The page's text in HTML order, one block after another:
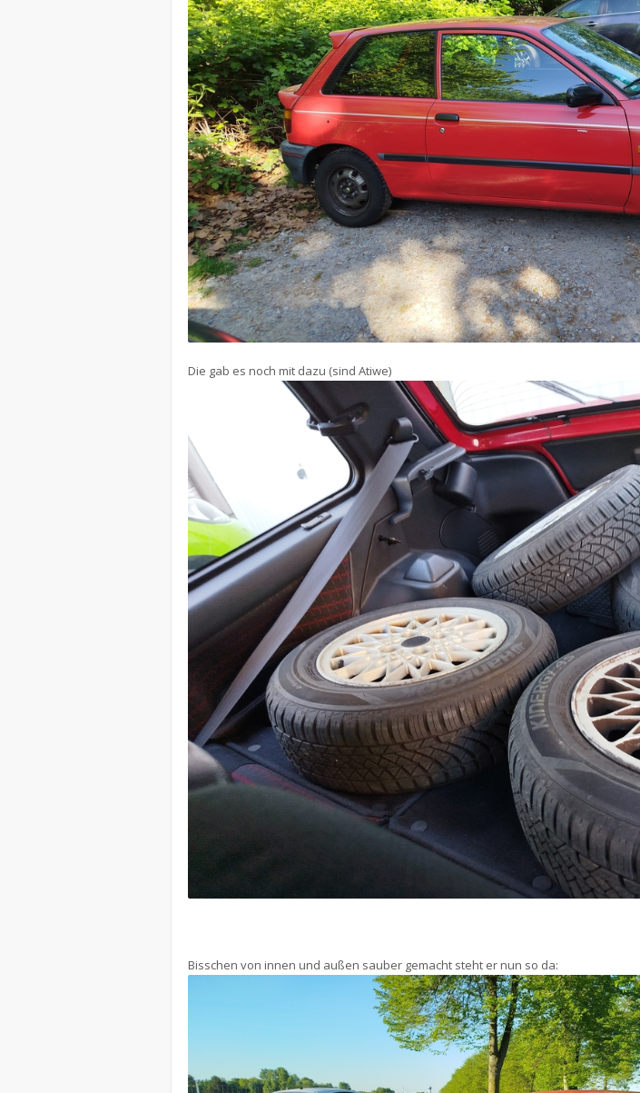
Die gab es noch mit dazu (sind Atiwe)
Bisschen von innen und außen sauber gemacht steht er nun so da: